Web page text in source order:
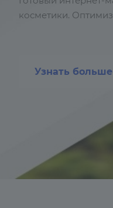
косметики.
Узнать больше